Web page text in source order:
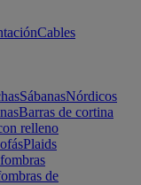
Cables
SábanasNórdicos
Barras de cortina
relleno
Plaids
de